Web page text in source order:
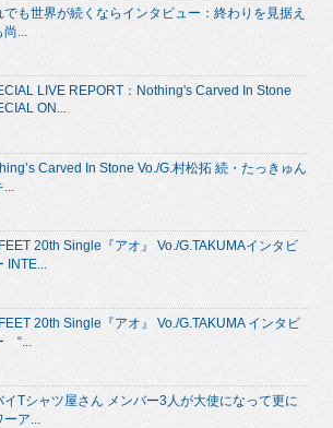
でも世界が続くならインタビュー：終わりを見据え
尚...
LIVE REPORT：Nothing's Carved In Stone
ON...
Carved In Stone Vo./G.村松拓 続・たっきゅん
...
20th Single『アオ』 Vo./G.TAKUMAインタビ
INTE...
20th Single『アオ』 Vo./G.TAKUMA インタビ
“...
イTシャツ屋さん メンバー3人が大使になって更に
ーア...